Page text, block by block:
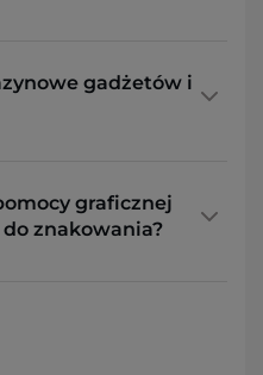
gadżetów i
graficznej
znakowania?